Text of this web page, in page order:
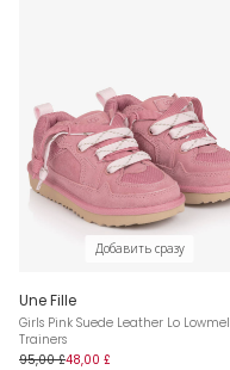
Добавить сразу
Une Fille
Girls Pink Suede Leather Lo Lowmel
Trainers
95,00 £48,00 £